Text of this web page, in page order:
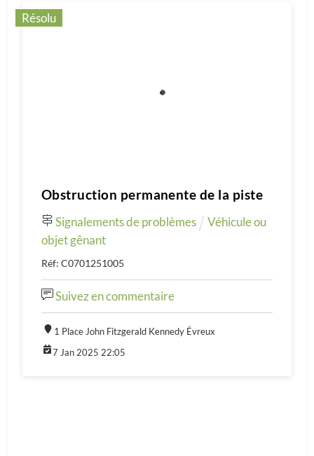
Résolu
Obstruction permanente de la piste
Signalements de problèmes
Véhicule ou
objet gênant
Réf: C0701251005
Suivez en commentaire
1 Place John Fitzgerald Kennedy Évreux
7 Jan 2025 22:05